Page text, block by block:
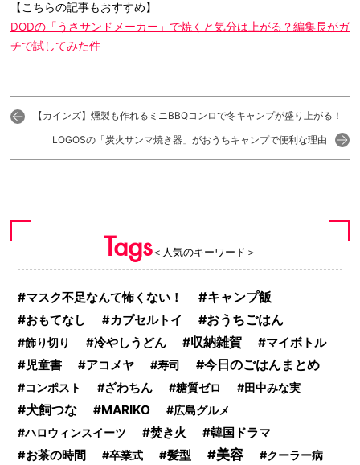
【こちらの記事もおすすめ】
DODの「うさサンドメーカー」で焼くと気分は上がる？編集長がガ
チで試してみた件
【カインズ】燻製も作れるミニBBQコンロで冬キャンプが盛り上がる！
LOGOSの「炭火サンマ焼き器」がおうちキャンプで便利な理由
Tags＜人気のキーワード＞
マスク不足なんて怖くない！ キャンプ飯
おもてなし カプセルトイ おうちごはん
飾り切り 冷やしうどん 収納雑賀 マイボトル
児童書 アコメヤ 寿司 今日のごはんまとめ
コンポスト ざわちん 糖質ゼロ 田中みな実
犬飼つな MARIKO
広島グルメ
ハロウィンスイーツ
焚き火 韓国ドラマ
お茶の時間 卒業式 髪型 美容
クーラー病